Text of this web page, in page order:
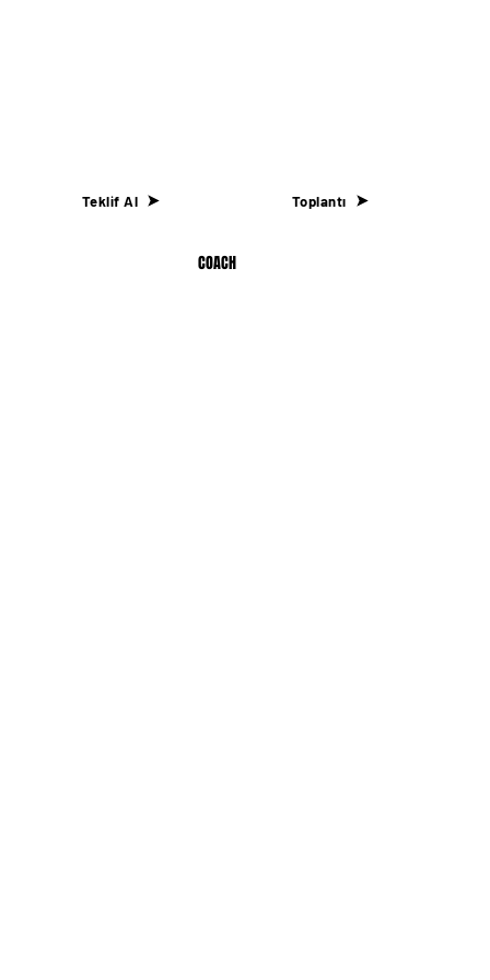
Toplantı
Teklif Al
COACH